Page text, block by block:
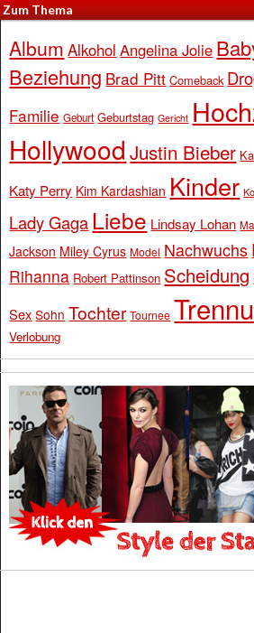
Zum Thema
Album Alkohol Angelina Jolie
Beziehung Brad Pitt Comeback
Familie Geburt Geburtstag Gericht
Hollywood Justin Bieber
Katy Perry Kim Kardashian Kinder
Lady Gaga Liebe Lindsay Lohan
Jackson Miley Cyrus Model Nachwuchs
Rihanna Robert Pattinson Scheidung
Sex Sohn Tochter Tournee
Verlobung